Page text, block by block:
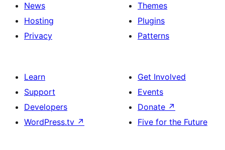
News
Hosting
Privacy
Themes
Plugins
Patterns
Learn
Support
Developers
WordPress.tv ↗
Get Involved
Events
Donate ↗
Five for the Future